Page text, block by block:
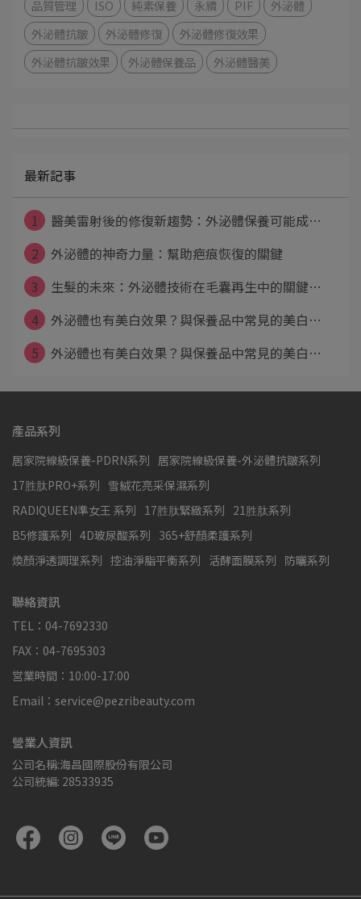
品質管理
ISO 純素保養 永續 PIF
外泌體
外泌體抗皺
外泌體修復
外泌體修復效果
外泌體抗皺效果
外泌體保養品 外泌體醫美
最新記事
1
醫美雷射後的修復新趨勢：外泌體保養可能成⋯
2
外泌體的神奇力量：幫助疤痕恢復的關鍵
3
生髮的未來：外泌體技術在毛囊再生中的關鍵⋯
4
外泌體也有美白效果？與保養品中常見的美白⋯
5
外泌體也有美白效果？與保養品中常見的美白⋯
產品系列
居家院線級保養-PDRN系列 居家院線級保養-外泌體抗皺系列
17胜肽PRO+系列 雪絨花亮采保濕系列
RADIQUEEN準女王 系列 17胜肽緊緻系列 21胜肽系列
B5修護系列 4D玻尿酸系列 365+舒顏柔護系列
煥顏淨透調理系列 控油淨脂平衡系列 活酵面膜系列 防曬系列
聯絡資訊
TEL：04-7692330
FAX：04-7695303
営業時間：10:00-17:00
Email：service@pezribeauty.com
營業人資訊
公司名稱:海昌國際股份有限公司
公司統編: 28533935